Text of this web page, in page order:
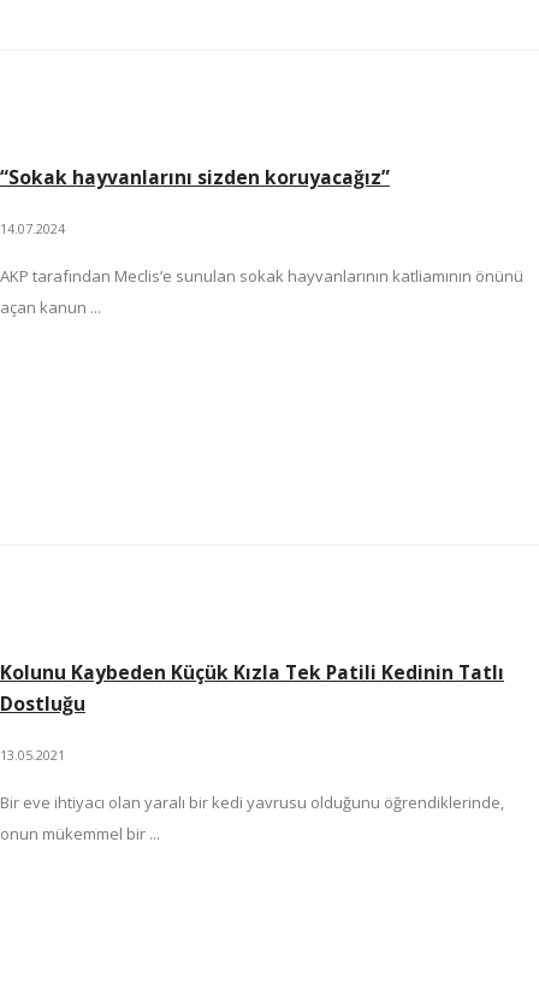
“Sokak hayvanlarını sizden koruyacağız”
14.07.2024
AKP tarafından Meclis’e sunulan sokak hayvanlarının katliamının önünü
açan kanun ...
Kolunu Kaybeden Küçük Kızla Tek Patili Kedinin Tatlı
Dostluğu
13.05.2021
Bir eve ihtiyacı olan yaralı bir kedi yavrusu olduğunu öğrendiklerinde,
onun mükemmel bir ...